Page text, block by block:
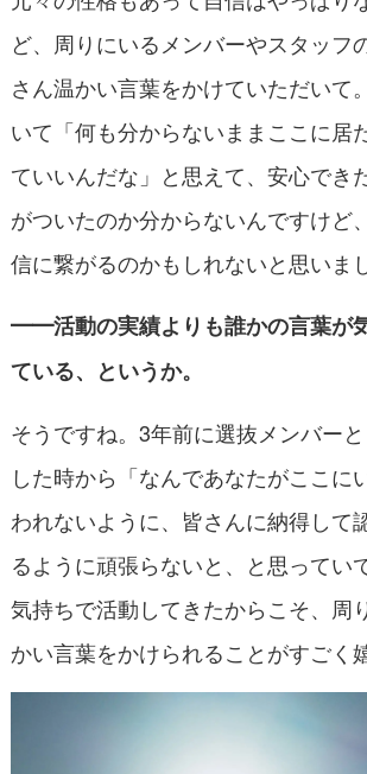
ど、周りにいるメンバーやスタッフ
さん温かい言葉をかけていただいて
いて「何も分からないままここに居
ていいんだな」と思えて、安心でき
がついたのか分からないんですけど
信に繋がるのかもしれないと思いま
━━活動の実績よりも誰かの言葉が
ている、というか。
そうですね。3年前に選抜メンバー
した時から「なんであなたがここに
われないように、皆さんに納得して
るように頑張らないと、と思ってい
気持ちで活動してきたからこそ、周
かい言葉をかけられることがすごく